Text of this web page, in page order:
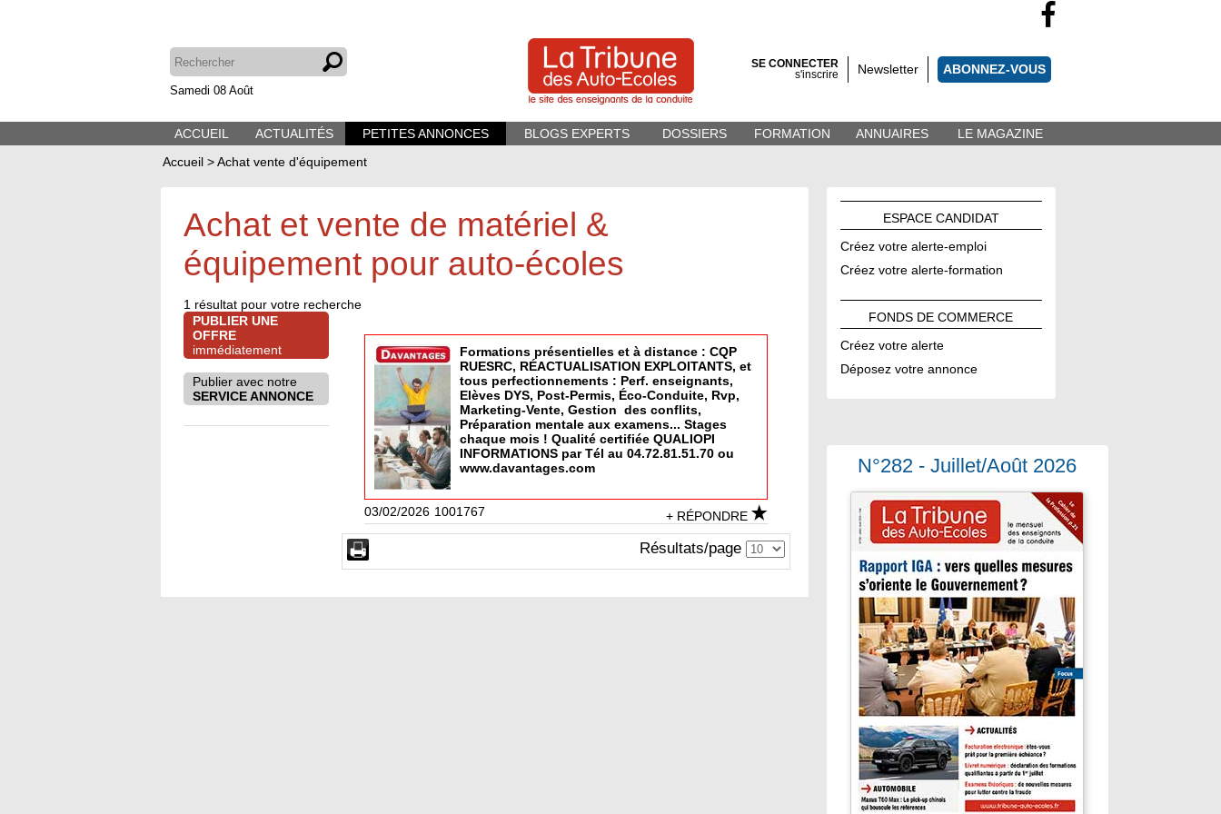
Samedi 08 Août
SE CONNECTER
s'inscrire
Newsletter ABONNEZ-VOUS
ACCUEIL ACTUALITÉS PETITES ANNONCES BLOGS EXPERTS DOSSIERS FORMATION ANNUAIRES
LE MAGAZINE
Accueil >Achat vente d'équipement
ESPACE CANDIDAT
Créez votre alerte-emploi
Créez votre alerte-formation
FONDS DECOMMERCE
Créez votre alerte
Déposez votre annonce
N°282 - Juillet/Août 2026
Achat et vente de matériel &
équipement pour auto-écoles
1 résultat pour votre recherche
PUBLIER UNE
OFFRE
immédiatement
Publier avec notre
SERVICE ANNONCE
Formations présentielles et à distance : CQP
RUESRC, RÉACTUALISATION EXPLOITANTS, et
tous perfectionnements : Perf. enseignants,
Elèves DYS, Post-Permis, Éco-Conduite, Rvp,
Marketing-Vente, Gestion des conflits,
Préparation mentale aux examens... Stages
chaque mois ! Qualité certifiée QUALIOPI
INFORMATIONS par Tél au 04.72.81.51.70 ou
www.davantages.com
03/02/2026 1001767 + RÉPONDRE
Résultats/page